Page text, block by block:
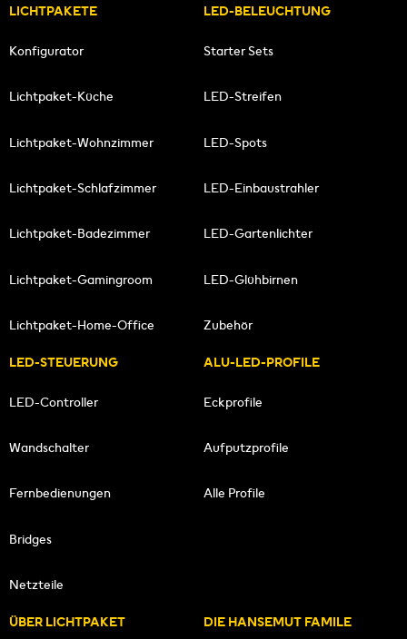
LICHTPAKETE
Konfigurator
Lichtpaket-Küche
Lichtpaket-Wohnzimmer
Lichtpaket-Schlafzimmer
Lichtpaket-Badezimmer
Lichtpaket-Gamingroom
Lichtpaket-Home-Office
LED-BELEUCHTUNG
Starter Sets
LED-Streifen
LED-Spots
LED-Einbaustrahler
LED-Gartenlichter
LED-Glühbirnen
Zubehör
LED-STEUERUNG
LED-Controller
Wandschalter
Fernbedienungen
Bridges
Netzteile
ALU-LED-PROFILE
Eckprofile
Aufputzprofile
Alle Profile
ÜBER LICHTPAKET DIE HANSEMUT FAMILE